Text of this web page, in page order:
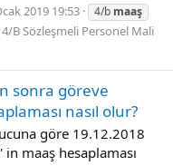
2019 19:53 4/b maaş
4/B Sözleşmeli Personel Mali
sonra göreve
nasıl olur?
göre 19.12.2018
maaş hesaplaması